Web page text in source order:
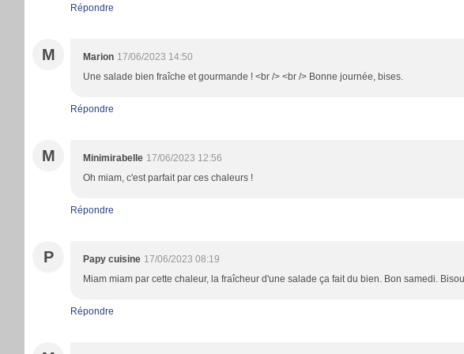
Répondre
M Marion 17/06/2023 14:50
Une salade bien fraîche et gourmande ! <br /> <br /> Bonne journée, bises.
Répondre
M Minimirabelle 17/06/2023 12:56
Oh miam, c'est parfait par ces chaleurs !
Répondre
P Papy cuisine 17/06/2023 08:19
Miam miam par cette chaleur, la fraîcheur d'une salade ça fait du bien. Bon samedi.
Répondre